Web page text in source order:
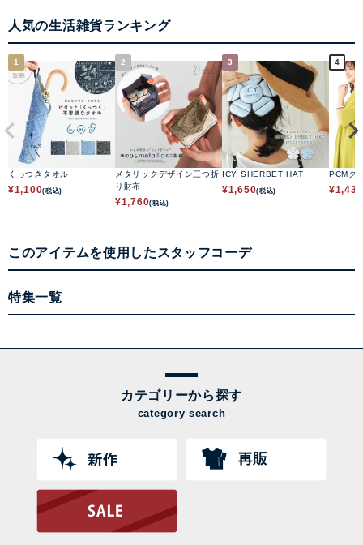
人気の生活雑貨ランキング
1
くっつきタオル
¥1,100(税込)
2
メタリックデザイン三つ折
り財布
¥1,760(税込)
3
ICY SHERBET HAT
¥1,650(税込)
4
PCMク
¥1,430
このアイテムを使用したスタッフコーデ
特集一覧
カテゴリーから探す
category search